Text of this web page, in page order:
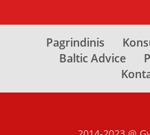
Pagrindinis
Baltic Advice